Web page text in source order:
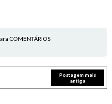
COMENTÁRIOS
Postagem mais
antiga